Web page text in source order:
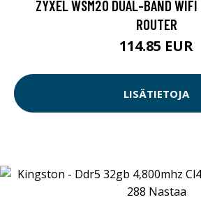
ZYXEL WSM20 DUAL-BAND WIFI
ROUTER
114.85 EUR
LISÄTIETOJA